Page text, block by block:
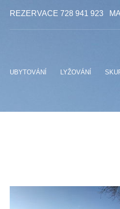
REZERVACE 728 941 923
UBYTOVÁNÍ LYŽOVÁNÍ